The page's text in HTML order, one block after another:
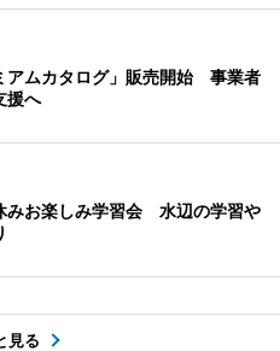
アムカタログ」販売開始 事業者
援へ
みお楽しみ学習会 水辺の学習や
見る